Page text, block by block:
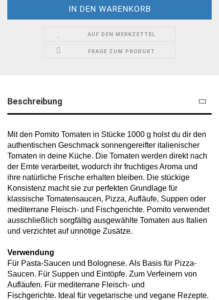
AUF DEN MERKZETTEL
FRAGE ZUM PRODUKT
Beschreibung
Mit den Pomito Tomaten in Stücke 1000 g holst du dir den
authentischen Geschmack sonnengereifter italienischer
Tomaten in deine Küche. Die Tomaten werden direkt nach
der Ernte verarbeitet, wodurch ihr fruchtiges Aroma und
ihre natürliche Frische erhalten bleiben. Die stückige
Konsistenz macht sie zur perfekten Grundlage für
klassische Tomatensaucen, Pizza, Aufläufe, Suppen oder
mediterrane Fleisch- und Fischgerichte. Pomito verwendet
ausschließlich sorgfältig ausgewählte Tomaten aus Italien
und verzichtet auf unnötige Zusätze.
Verwendung
Für Pasta-Saucen und Bolognese. Als Basis für Pizza-
Saucen. Für Suppen und Eintöpfe. Zum Verfeinern von
Aufläufen. Für mediterrane Fleisch- und
Fischgerichte. Ideal für vegetarische und vegane Rezepte.